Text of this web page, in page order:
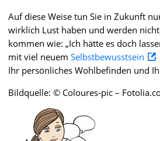
Auf diese Weise tun Sie in Zukunft
wirklich Lust haben und werden
kommen wie: „Ich hätte es doch
mit viel neuem Selbstbewusstsein
Ihr persönliches Wohlbefinden und
Bildquelle: © Coloures-pic –